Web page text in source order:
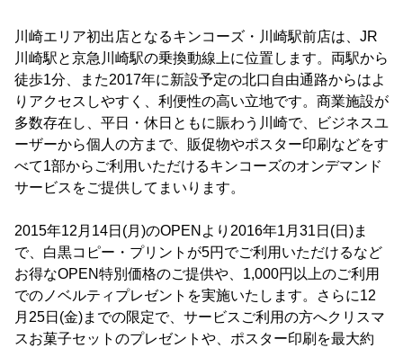
川崎エリア初出店となるキンコーズ・川崎駅前店は、JR
川崎駅と京急川崎駅の乗換動線上に位置します。両駅から
徒歩1分、また2017年に新設予定の北口自由通路からはよ
りアクセスしやすく、利便性の高い立地です。商業施設が
多数存在し、平日・休日ともに賑わう川崎で、ビジネスユ
ーザーから個人の方まで、販促物やポスター印刷などをす
べて1部からご利用いただけるキンコーズのオンデマンド
サービスをご提供してまいります。
2015年12月14日(月)のOPENより2016年1月31日(日)ま
で、白黒コピー・プリントが5円でご利用いただけるなど
お得なOPEN特別価格のご提供や、1,000円以上のご利用
でのノベルティプレゼントを実施いたします。さらに12
月25日(金)までの限定で、サービスご利用の方へクリスマ
スお菓子セットのプレゼントや、ポスター印刷を最大約